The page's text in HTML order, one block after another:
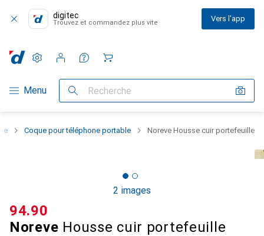
digitec
Trouvez et commandez plus vite Vers l'app
Navigation par catégorie
Menu Recherche
Paramètres
Compte client
Listes de comparaison
Listes d'envies
Panier
Coque pour téléphone portable Noreve Housse cuir portefeuille
2 images
Noreve Housse cuir portefeuille
CHF
94.90